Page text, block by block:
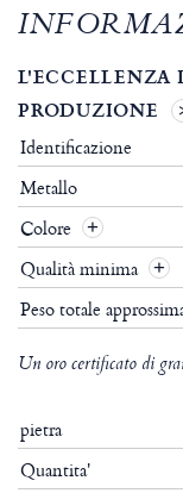
L'ECCELLENZA
PRODUZIONE
Identificazione
Metallo
Colore
Qualità minima
Peso totale
Un oro certificato di
pietra
Quantita'